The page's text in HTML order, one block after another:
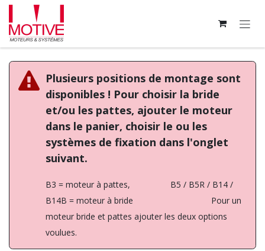
Se rendre au contenu
Plusieurs positions de montage sont
disponibles ! Pour choisir la bride
et/ou les pattes, ajouter le moteur
dans le panier, choisir le ou les
systèmes de fixation dans l'onglet
suivant.
B3 = moteur à pattes, B5 / B5R / B14 /
B14B = moteur à bride Pour un
moteur bride et pattes ajouter les deux options
voulues.